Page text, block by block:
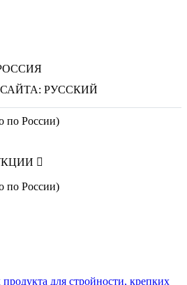
РУССКИЙ
по России)
по России)
для стройности, крепких